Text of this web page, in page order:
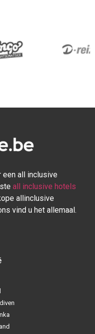
een all inclusive
all inclusive hotels
allinclusive
vind u het allemaal.